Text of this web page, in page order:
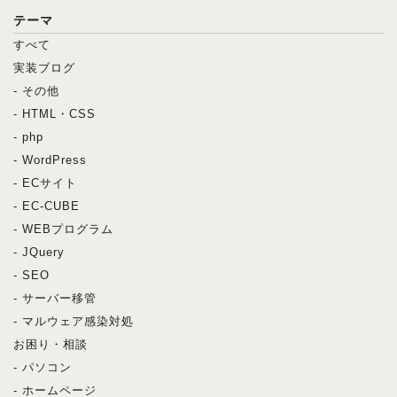
テーマ
すべて
実装ブログ
- その他
- HTML・CSS
- php
- WordPress
- ECサイト
- EC-CUBE
- WEBプログラム
- JQuery
- SEO
- サーバー移管
- マルウェア感染対処
お困り・相談
- パソコン
- ホームページ